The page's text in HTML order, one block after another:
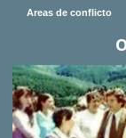
Areas de conflicto